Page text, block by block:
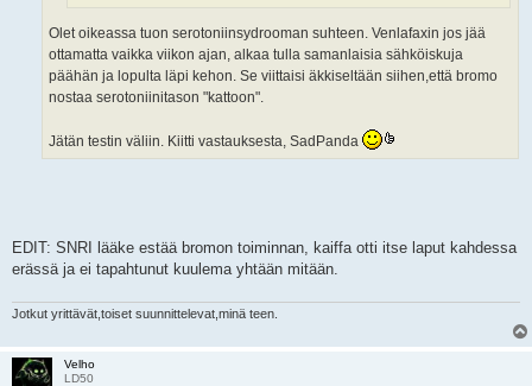
Olet oikeassa tuon serotoniinsydrooman suhteen. Venlafaxin jos jää
ottamatta vaikka viikon ajan, alkaa tulla samanlaisia sähköiskuja
päähän ja lopulta läpi kehon. Se viittaisi äkkiseltään siihen,että bromo
nostaa serotoniinitason "kattoon".
Jätän testin väliin. Kiitti vastauksesta, SadPanda
EDIT: SNRI lääke estää bromon toiminnan, kaiffa otti itse laput kahdessa
erässä ja ei tapahtunut kuulema yhtään mitään.
Jotkut yrittävät,toiset suunnittelevat,minä teen.
Velho
LD50